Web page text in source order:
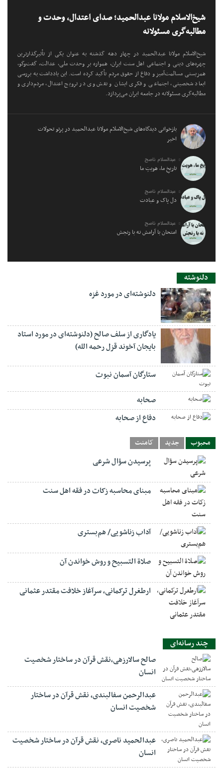
شیخ‌الاسلام مولانا عبدالحمید؛ صدای اعتدال، وحدت و
مطالبه‌گری مسئولانه
شیخ‌الاسلام مولانا عبدالحمید در چهار دهه گذشته به عنوان یکی از تأثیرگذارترین
چهره‌های دینی و اجتماعی اهل سنت ایران، همواره بر وحدت ملی، عدالت، گفت‌وگو،
همزیستی مسالمت‌آمیز و دفاع از حقوق مردم تأکید کرده است. این یادداشت به بررسی
ابعاد شخصیتی، اجتماعی و فکری ایشان و نقش وی در ترویج اعتدال، مردم‌داری و
مطالبه‌گری مسئولانه در جامعه ایران می‌پردازد.
بازخوانی دیدگاه‌های شیخ‌الاسلام مولانا عبدالحمید در پرتو تحولات
اخیر
عبدالسلام ناصح
تاریخِ ما، هویتِ ما
عبدالسلام ناصح
دل پاک و عبادت
عبدالسلام ناصح
امتحان با آرامش نه با رنجش
دلنوشته
دلنوشته‌ای در مورد غزه
یادگاری از سلف صالح (دلنوشته‌ای در مورد استاد
بایجان آخوند قزل رحمه الله)
ستارگان آسمان نبوت
صحابه
دفاع از صحابه
محبوب جدید کامنت
پرسیدن سؤال شرعی
مبنای محاسبه زکات در فقه اهل سنت
آداب زناشویی/ هم‌بستری
صلاة التسبيح و روش خواندن آن
ارطغرل ترکمانی، سرآغاز خلافت مقتدر عثمانی
چند رسانه‌ای
صالح سالارزهی،‌نقش قرآن در ساختار شخصیت
انسان
عبدالرحمن سفالبندی، نقش قرآن در ساختار
شخصیت انسان
عبدالحمید ناصری، نقش قرآن در ساختار شخصیت
انسان